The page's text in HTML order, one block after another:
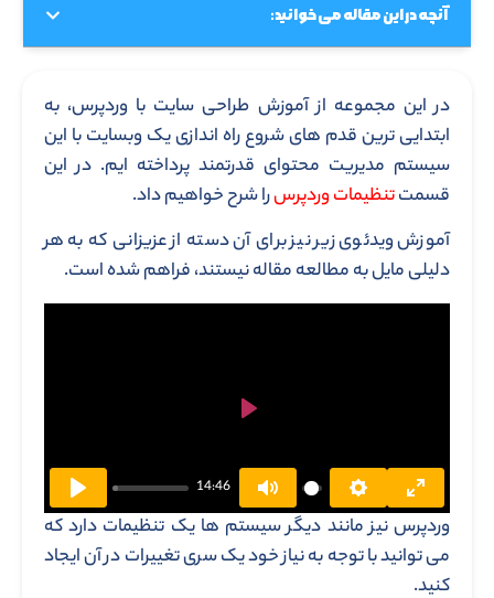
آنچه در این مقاله می خوانید:
در این مجموعه از آموزش طراحی سایت با وردپرس، به
ابتدایی ترین قدم های شروع راه اندازی یک وبسایت با این
سیستم مدیریت محتوای قدرتمند پرداخته ایم. در این
قسمتتنظیمات وردپرسرا شرح خواهیم داد.
آموزش ویدئوی زیر نیز برای آن دسته از عزیزانی که به هر
دلیلی مایل به مطالعه مقاله نیستند، فراهم شده است.
14:46
Play
وردپرس نیز مانند دیگر سیستم ها یک تنظیمات دارد که
می توانید با توجه به نیاز خود یک سری تغییرات در آن ایجاد
کنید.